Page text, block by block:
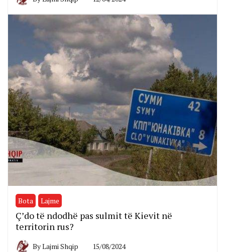
Bota Lajme
Ç’do të ndodhë pas sulmit të Kievit në
territorin rus?
ByLajmi Shqip 15/08/2024